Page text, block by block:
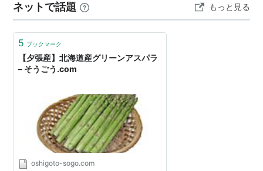
はびっく…
ネットで話題 もっと見る
5 ブックマーク
【夕張産】北海道産グリーンアスパラ
– そうごう.com
oshigoto-sogo.com